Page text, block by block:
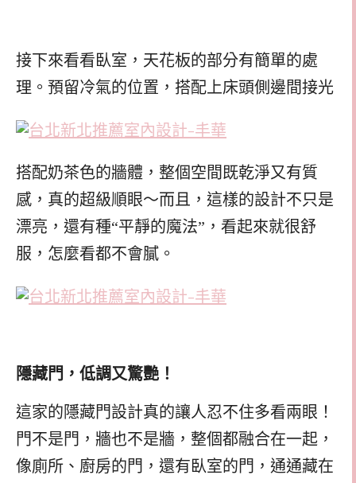
接下來看看臥室，天花板的部分有簡單的處
理。預留冷氣的位置，搭配上床頭側邊間接光
搭配奶茶色的牆體，整個空間既乾淨又有質
感，真的超級順眼～而且，這樣的設計不只是
漂亮，還有種“平靜的魔法”，看起來就很舒
服，怎麼看都不會膩。
隱藏門，低調又驚艷！
這家的隱藏門設計真的讓人忍不住多看兩眼！
門不是門，牆也不是牆，整個都融合在一起，
像廁所、廚房的門，還有臥室的門，通通藏在